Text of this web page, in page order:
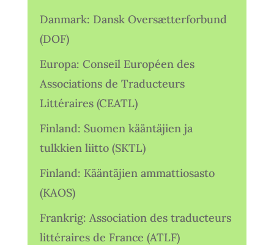
Danmark: Dansk Oversætterforbund
(DOF)
Europa: Conseil Européen des
Associations de Traducteurs
Littéraires (CEATL)
Finland: Suomen kääntäjien ja
tulkkien liitto (SKTL)
Finland: Kääntäjien ammattiosasto
(KAOS)
Frankrig: Association des traducteurs
littéraires de France (ATLF)